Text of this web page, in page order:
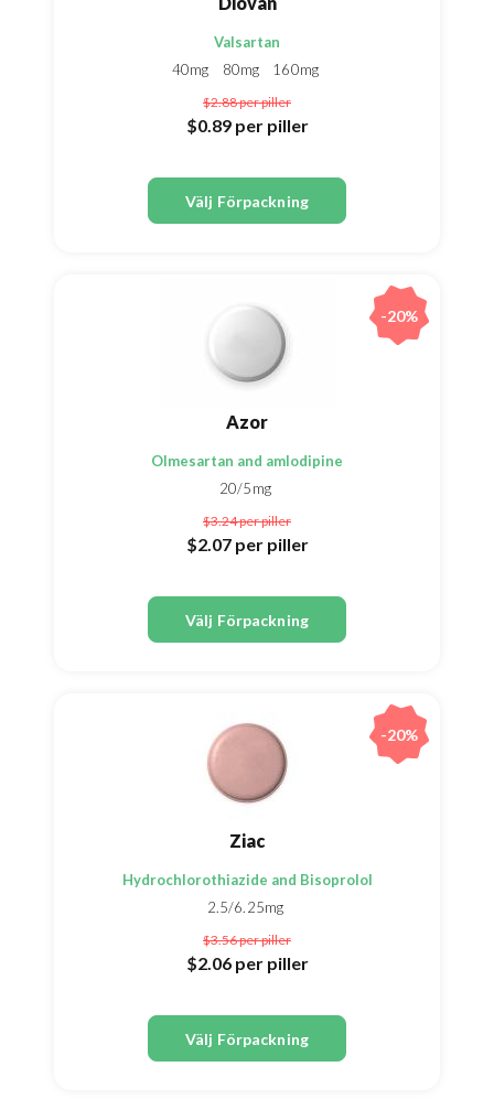
Valsartan
40mg
80mg 160mg
$2.88per piller
$0.89 per piller
Välj Förpackning
Azor
Olmesartan and amlodipine
20/5mg
$3.24per piller
$2.07 per piller
Välj Förpackning
-20%
Ziac
Hydrochlorothiazide and Bisoprolol
2.5/6.25mg
$3.56per piller
$2.06 per piller
Välj Förpackning
-20%